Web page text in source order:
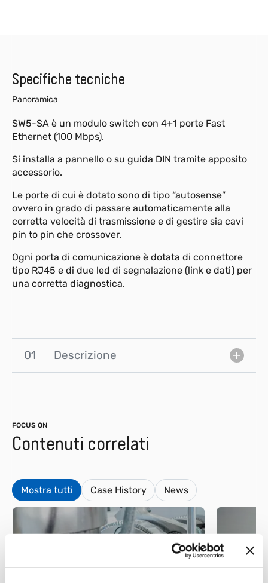
Specifiche tecniche
Panoramica
SW5-SA è un modulo switch con 4+1 porte Fast
Ethernet (100 Mbps).
Si installa a pannello o su guida DIN tramite apposito
accessorio.
Le porte di cui è dotato sono di tipo “autosense”
ovvero in grado di passare automaticamente alla
corretta velocità di trasmissione e di gestire sia cavi
pin to pin che crossover.
Ogni porta di comunicazione è dotata di connettore
tipo RJ45 e di due led di segnalazione (link e dati) per
una corretta diagnostica.
01 Descrizione
FOCUS ON
Contenuti correlati
Mostra tutti Case History News